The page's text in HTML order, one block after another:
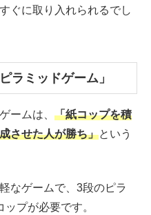
ぐに取り入れられるでし
ラミッドゲーム」
ームは、 「紙コップを積
させた人が勝ち」という
なゲームで、3段のピラ
プが必要です。